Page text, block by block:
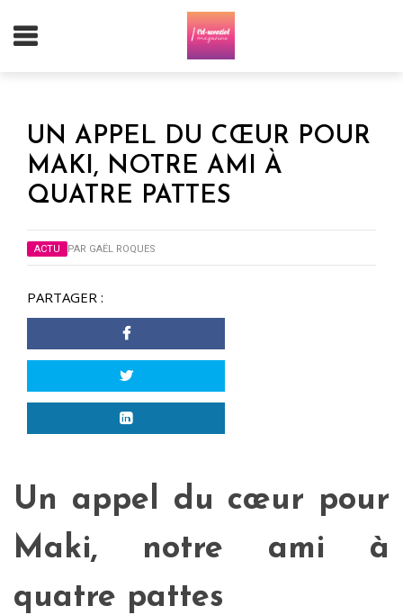
UN APPEL DU CŒUR POUR
MAKI, NOTRE AMI À
QUATRE PATTES
ACTU PAR GAËL ROQUES
PARTAGER :
Un appel du cœur pour
Maki, notre ami à
quatre pattes